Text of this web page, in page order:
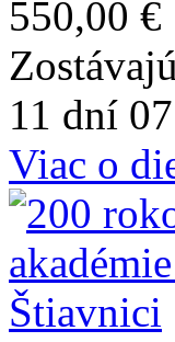
550,00 €
11 dní
Viac o